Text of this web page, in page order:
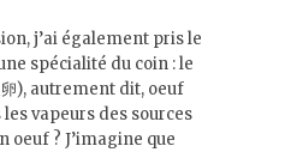
j’ai également pris le
spécialité du coin : le
), autrement dit, oeuf
vapeurs des sources
oeuf ? J’imagine que